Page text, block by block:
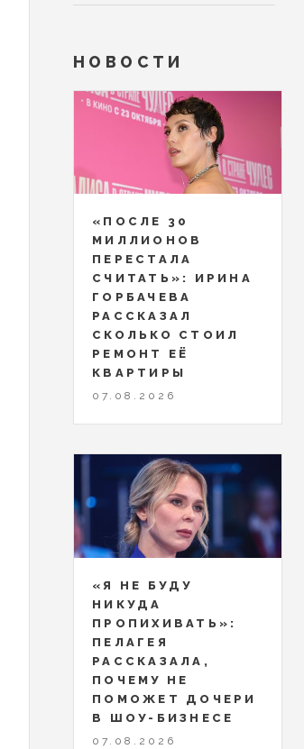
НОВОСТИ
«ПОСЛЕ 30
МИЛЛИОНОВ
ПЕРЕСТАЛА
СЧИТАТЬ»: ИРИНА
ГОРБАЧЕВА
РАССКАЗАЛ
СКОЛЬКО СТОИЛ
РЕМОНТ ЕЁ
КВАРТИРЫ
07.08.2026
«Я НЕ БУДУ
НИКУДА
ПРОПИХИВАТЬ»:
ПЕЛАГЕЯ
РАССКАЗАЛА,
ПОЧЕМУ НЕ
ПОМОЖЕТ ДОЧЕРИ
В ШОУ-БИЗНЕСЕ
07.08.2026